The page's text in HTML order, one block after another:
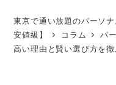
東京で通い放題のパーソ
安値級】
コラム
パ
高い理由と賢い選び方を徹